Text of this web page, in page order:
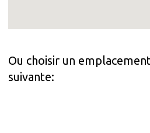
Ou choisir un
suivante: